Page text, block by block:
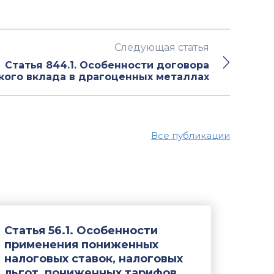
Следующая статья
Статья 844.1. Особенности договора
вклада в драгоценных металлах
Все публикации
Статья 56.1. Особенности
применения пониженных
налоговых ставок, налоговых